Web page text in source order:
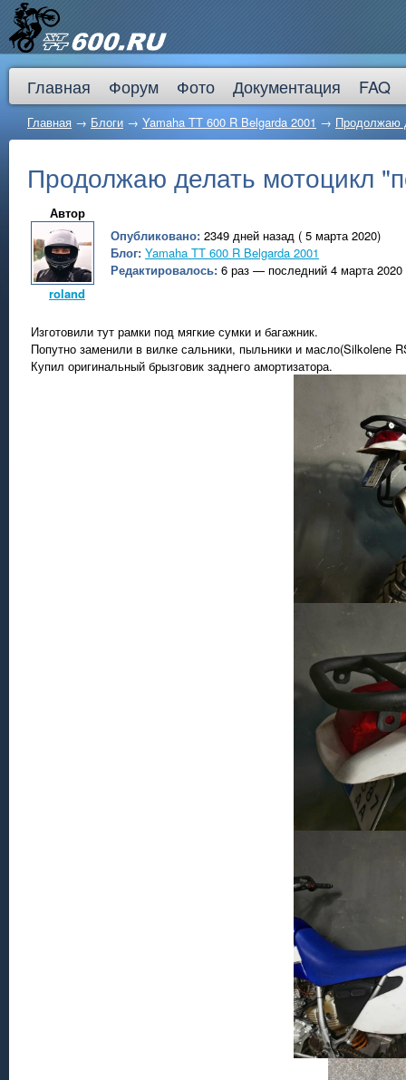
Главная Форум Фото Документация FAQ
Главная → Блоги → Yamaha TT 600 R Belgarda 2001 → Продолжаю
Продолжаю делать мотоцикл
Автор
roland
Опубликовано: 2349 дней назад ( 5 марта 2020)
Блог: Yamaha TT 600 R Belgarda 2001
Редактировалось: 6 раз — последний 4 марта 2020
Изготовили тут рамки под мягкие сумки и багажник.
Попутно заменили в вилке сальники, пыльники и масло(Silkolene
Купил оригинальный брызговик заднего амортизатора.